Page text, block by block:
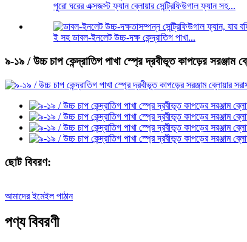
পুরো ঘরের এক্সজস্ট ফ্যান ব্লোয়ার সেন্ট্রিফিউগাল ফ্যান সহ...
ই সহ ডাবল-ইনলেট উচ্চ-দক্ষ কেন্দ্রাতিগ পাখা...
৯-১৯ / উচ্চ চাপ কেন্দ্রাতিগ পাখা স্প্রে দ্রবীভূত কাপড়ের সরঞ্জাম
ছোট বিবরণ:
আমাদের ইমেইল পাঠান
পণ্য বিবরণী